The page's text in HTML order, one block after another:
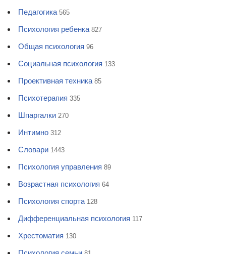
Педагогика 565
Психология ребенка 827
Общая психология 96
Социальная психология 133
Проективная техника 85
Психотерапия 335
Шпаргалки 270
Интимно 312
Словари 1443
Психология управления 89
Возрастная психология 64
Психология спорта 128
Дифференциальная психология 117
Хрестоматия 130